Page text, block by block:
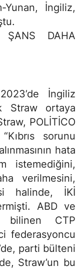
İngiliz,
DAHA
İngiliz
Straw ortaya
POLİTİCO
sorunu
hata
istemediğini,
verilmesini,
halinde, İKİ
ABD ve
bilinen CTP
federasyoncu
parti bülteni
Straw’un bu